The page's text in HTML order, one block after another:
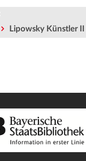
Lipowsky Künstler II